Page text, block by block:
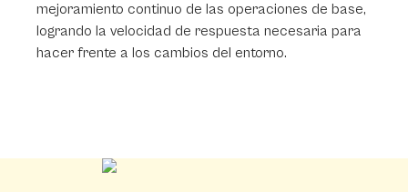
mejoramiento continuo de las operaciones de base,
logrando la velocidad de respuesta necesaria para
hacer frente a los cambios del entorno.